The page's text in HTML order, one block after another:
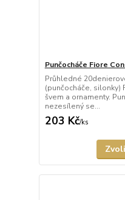
Punčocháče Fiore
Průhledné
(punčocháče, silonky)
švem a ornamenty.
nezesílený se...
203 Kč/ks